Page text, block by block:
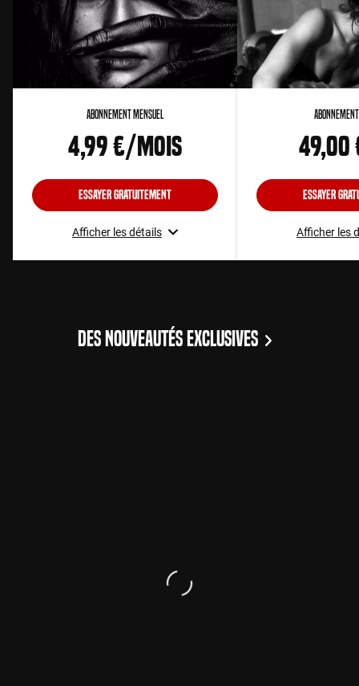
Abonnement Mensuel
4,99 €/mois
Essayer gratuitement
Afficher les détails
Essayer
Afficher les
DES NOUVEAUTÉS EXCLUSIVES